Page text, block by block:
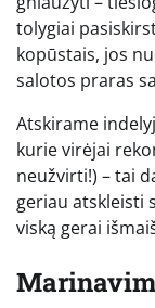
tolygiai
kopūstais, jos
salotos praras
Atskirame
kurie virėjai
neužvirti!) – tai
geriau atskleisti
viską gerai